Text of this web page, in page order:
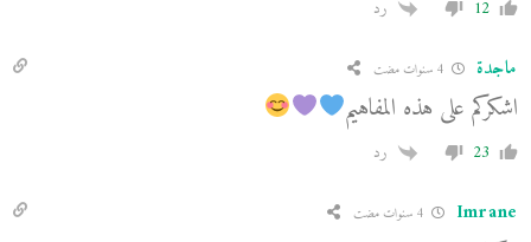
12 رد
ماجدة 4 سنوات مضت
اشكركم على هذه المفاهيم
23 رد
Imrane 4 سنوات مضت